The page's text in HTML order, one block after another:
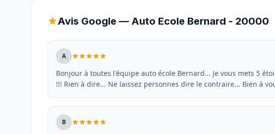
Avis Google — Auto Ecole Bernard - 20000
A
Bonjour à toutes l'équipe auto école Bernard... Je vous mets 5
!!! Rien à dire... Ne laissez personnes dire le contraire... Bien à
B